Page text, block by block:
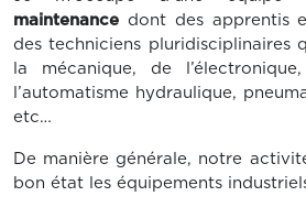
maintenance dont des apprentis
des techniciens pluridisciplinaires
la mécanique, de
l’automatisme hydraulique,
etc…
De manière générale, notre
bon état les équipements